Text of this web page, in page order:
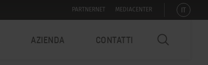
PARTNERNET MEDIACENTER IT
AZIENDA CONTATTI